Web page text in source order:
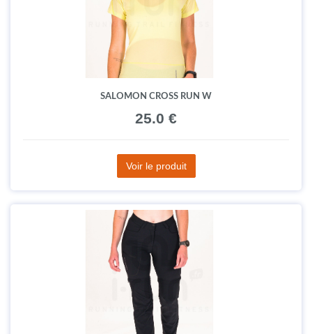
SALOMON CROSS RUN W
25.0 €
Voir le produit